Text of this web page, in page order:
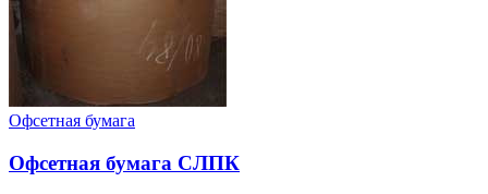
Офсетная бумага
Офсетная бумага СЛПК